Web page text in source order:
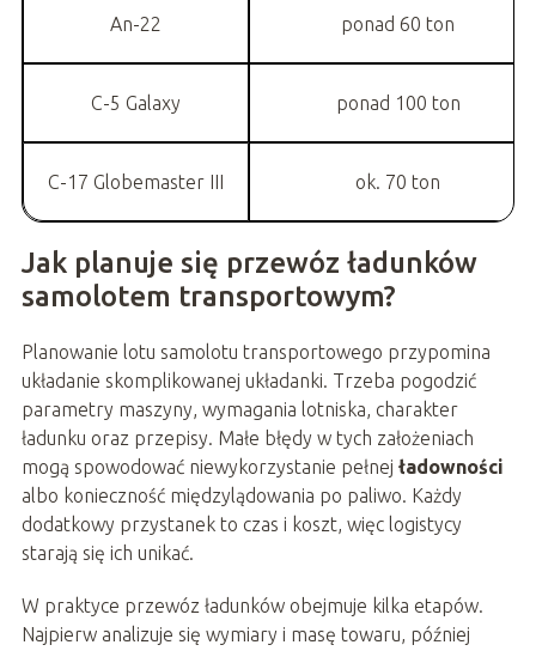
An-22 ponad 60 ton
C-5 Galaxy ponad 100 ton
C-17 Globemaster III ok. 70 ton
Jak planuje się przewóz ładunków
samolotem transportowym?
Planowanie lotu samolotu transportowego przypomina
układanie skomplikowanej układanki. Trzeba pogodzić
parametry maszyny, wymagania lotniska, charakter
ładunku oraz przepisy. Małe błędy w tych założeniach
mogą spowodować niewykorzystanie pełnej ładowności
albo konieczność międzylądowania po paliwo. Każdy
dodatkowy przystanek to czas i koszt, więc logistycy
starają się ich unikać.
W praktyce przewóz ładunków obejmuje kilka etapów.
Najpierw analizuje się wymiary i masę towaru, później